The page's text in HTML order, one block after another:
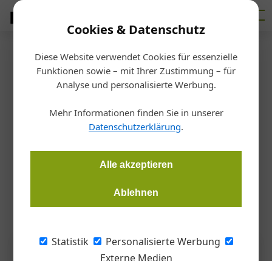
Cookies & Datenschutz
Diese Website verwendet Cookies für essenzielle
Funktionen sowie – mit Ihrer Zustimmung – für
Analyse und personalisierte Werbung.
Mehr Informationen finden Sie in unserer
Datenschutzerklärung.
Alle akzeptieren
Ablehnen
Statistik
Personalisierte Werbung
Externe Medien
Startseite/Bau
Baukonjunktur
Bau baut weniger im März
16.05.2026, 12:16 Uhr
gegenüber dem Vorjahr um 3,0 Prozent zurück.